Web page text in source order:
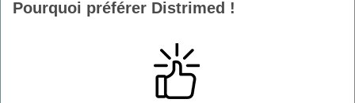
Pourquoi préférer Distrimed !